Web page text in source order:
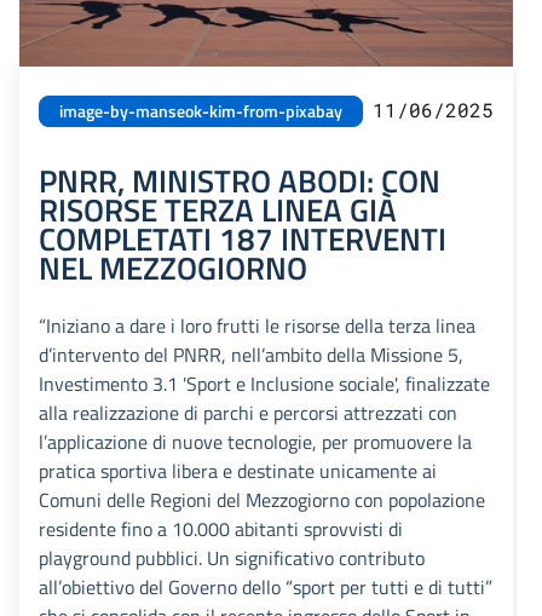
image-by-manseok-kim-from-pixabay 11/06/2025
PNRR, MINISTRO ABODI: CON
RISORSE TERZA LINEA GIÀ
COMPLETATI 187 INTERVENTI
NEL MEZZOGIORNO
“Iniziano a dare i loro frutti le risorse della terza linea
d’intervento del PNRR, nell’ambito della Missione 5,
Investimento 3.1 'Sport e Inclusione sociale', finalizzate
alla realizzazione di parchi e percorsi attrezzati con
l’applicazione di nuove tecnologie, per promuovere la
pratica sportiva libera e destinate unicamente ai
Comuni delle Regioni del Mezzogiorno con popolazione
residente fino a 10.000 abitanti sprovvisti di
playground pubblici. Un significativo contributo
all’obiettivo del Governo dello “sport per tutti e di tutti”